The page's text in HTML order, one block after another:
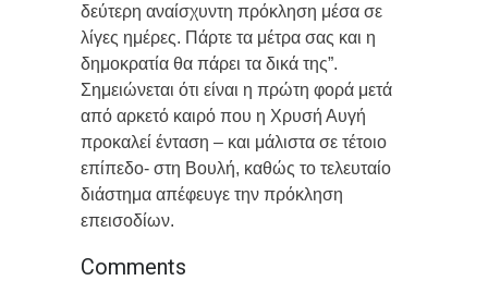
δεύτερη αναίσχυντη πρόκληση μέσα σε
λίγες ημέρες. Πάρτε τα μέτρα σας και η
δημοκρατία θα πάρει τα δικά της”.
Σημειώνεται ότι είναι η πρώτη φορά μετά
από αρκετό καιρό που η Χρυσή Αυγή
προκαλεί ένταση – και μάλιστα σε τέτοιο
επίπεδο- στη Βουλή, καθώς το τελευταίο
διάστημα απέφευγε την πρόκληση
επεισοδίων.
Comments